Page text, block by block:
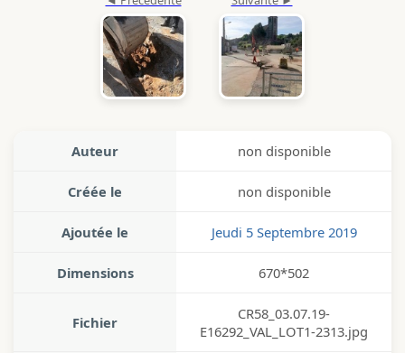
Auteur non disponible
Créée le non disponible
Ajoutée le Jeudi 5 Septembre 2019
Dimensions 670*502
Fichier
CR58_03.07.19-
E16292_VAL_LOT1-2313.jpg